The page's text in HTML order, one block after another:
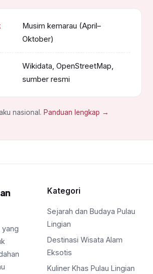
Musim kemarau (April–
Oktober)
Wikidata, OpenStreetMap,
sumber resmi
nasional. Panduan lengkap →
Kategori
Sejarah dan Budaya Pulau
Lingian
Destinasi Wisata Alam
Eksotis
Kuliner Khas Pulau Lingian